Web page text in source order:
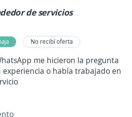
de servicios
No recibí oferta
me hicieron la pregunta
experiencia o había trabajado en